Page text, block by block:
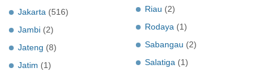
Jakarta (516)
Jambi (2)
Jateng (8)
Jatim (1)
Riau (2)
Rodaya (1)
Sabangau (2)
Salatiga (1)